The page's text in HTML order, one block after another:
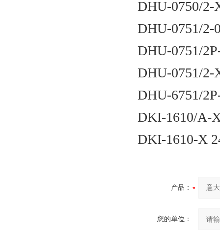
DHU-0750/2-
DHU-0751/2-
DHU-0751/
DHU-0751/2-
DHU-6751/
DKI-1610/A-
DKI-1610-X
产品：
您的单位：